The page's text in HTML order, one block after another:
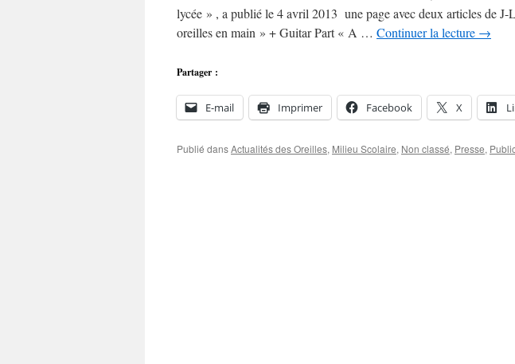
lycée » , a publié le 4 avril 2013 une page avec deux articles de
oreilles en main » + Guitar Part « A … Continuer la lecture →
Partager :
E-mail Imprimer Facebook X
Publié dansActualités des Oreilles, Milieu Scolaire, Non classé, Presse,